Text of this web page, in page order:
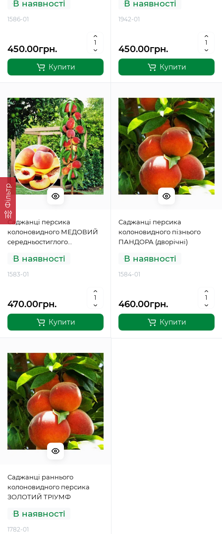
Фільтр
В наявності
1586-01
450.00грн.
Купити
В наявності
1942-01
450.00грн.
Купити
Саджанці персика
колоновидного МЕДОВИЙ
середньостиглого
В наявності
1583-01
470.00грн.
Купити
Саджанці персика
колоновидного пізнього
ПАНДОРА (дворічні)
В наявності
1584-01
460.00грн.
Купити
Саджанці раннього
колоновидного персика
ЗОЛОТИЙ ТРІУМФ
В наявності
1782-01